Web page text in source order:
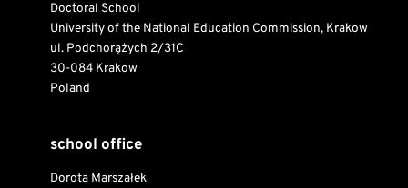
Doctoral School
University of the National Education Commission, Krakow
ul. Podchorążych 2/31C
30-084 Krakow
Poland
school office
Dorota Marszałek